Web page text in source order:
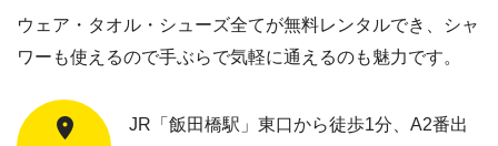
ウェア・タオル・シューズ全てが無料レンタルでき、シャ
ワーも使えるので手ぶらで気軽に通えるのも魅力です。
JR「飯田橋駅」東口から徒歩1分、A2番出